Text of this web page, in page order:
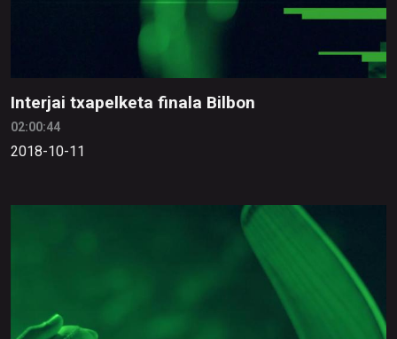
Interjai txapelketa finala Bilbon
02:00:44
2018-10-11